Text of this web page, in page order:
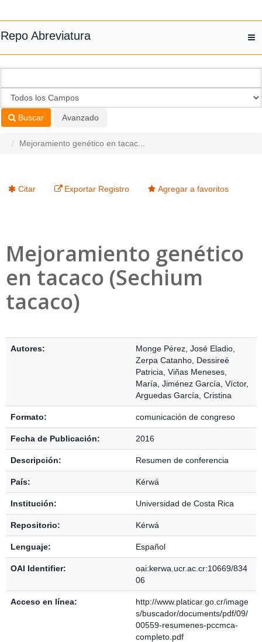
Repo Abreviatura
Buscar Avanzado
Mejoramiento genético en tacac...
Citar Exportar Registro Agregar a favoritos
Mejoramiento genético
en tacaco (Sechium
tacaco)
Autores: Monge Pérez, José Eladio
Zerpa Catanho, Dessireé
Patricia Viñas Meneses,
María Jiménez García, Víctor,
Arguedas García, Cristina
Formato: comunicación de congreso
Fecha de Publicación: 2016
Descripción: Resumen de conferencia
País: Kérwá
Institución: Universidad de Costa Rica
Repositorio: Kérwá
Lenguaje: Español
OAI Identifier:
oai:kerwa.ucr.ac.cr:10669/834
06
Acceso en línea:
http://www.platicar.go.cr/image
s/buscador/documents/pdf/09/
00559-resumenes-pccmca-
completo.pdf